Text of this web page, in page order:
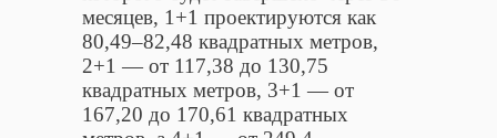
месяцев, 1+1 проектируются как
80,49–82,48 квадратных метров,
2+1 — от 117,38 до 130,75
квадратных метров, 3+1 — от
167,20 до 170,61 квадратных